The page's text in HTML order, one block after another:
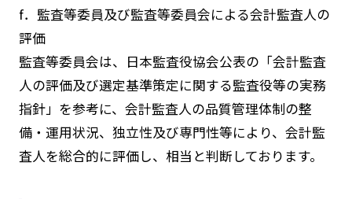
f．監査等委員及び監査等委員会による会計監査人の
評価
監査等委員会は、日本監査役協会公表の「会計監査
人の評価及び選定基準策定に関する監査役等の実務
指針」を参考に、会計監査人の品質管理体制の整
備・運用状況、独立性及び専門性等により、会計監
査人を総合的に評価し、相当と判断しております。